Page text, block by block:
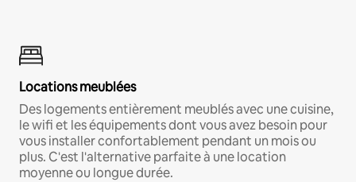
Locations meublées
Des logements entièrement meublés avec une cuisine,
le wifi et les équipements dont vous avez besoin pour
vous installer confortablement pendant un mois ou
plus. C'est l'alternative parfaite à une location
moyenne ou longue durée.